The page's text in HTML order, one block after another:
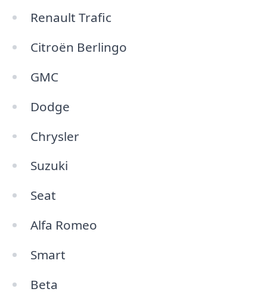
Renault Trafic
Citroën Berlingo
GMC
Dodge
Chrysler
Suzuki
Seat
Alfa Romeo
Smart
Beta